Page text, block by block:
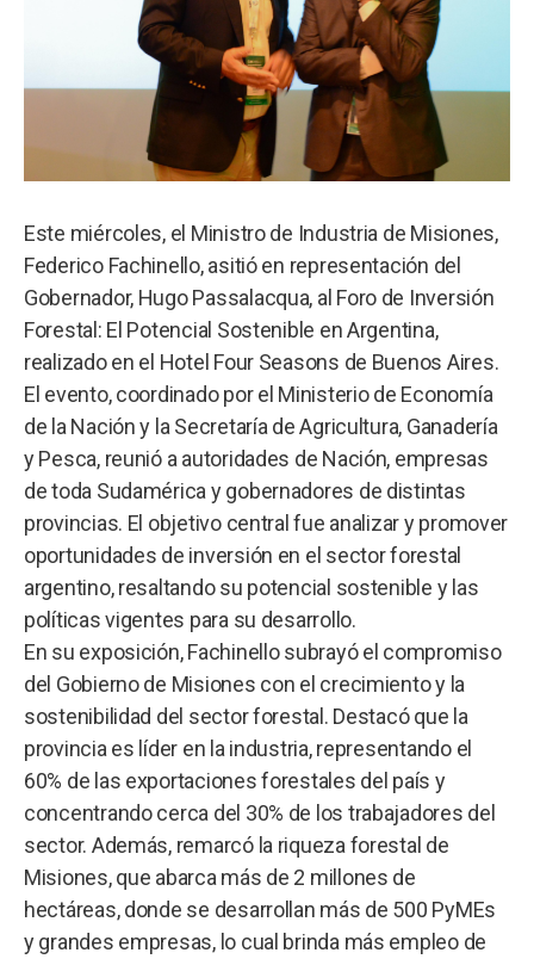
Este miércoles, el Ministro de Industria de Misiones,
Federico Fachinello, asitió en representación del
Gobernador, Hugo Passalacqua, al Foro de Inversión
Forestal: El Potencial Sostenible en Argentina,
realizado en el Hotel Four Seasons de Buenos Aires.
El evento, coordinado por el Ministerio de Economía
de la Nación y la Secretaría de Agricultura, Ganadería
y Pesca, reunió a autoridades de Nación, empresas
de toda Sudamérica y gobernadores de distintas
provincias. El objetivo central fue analizar y promover
oportunidades de inversión en el sector forestal
argentino, resaltando su potencial sostenible y las
políticas vigentes para su desarrollo.
En su exposición, Fachinello subrayó el compromiso
del Gobierno de Misiones con el crecimiento y la
sostenibilidad del sector forestal. Destacó que la
provincia es líder en la industria, representando el
60% de las exportaciones forestales del país y
concentrando cerca del 30% de los trabajadores del
sector. Además, remarcó la riqueza forestal de
Misiones, que abarca más de 2 millones de
hectáreas, donde se desarrollan más de 500 PyMEs
y grandes empresas, lo cual brinda más empleo de